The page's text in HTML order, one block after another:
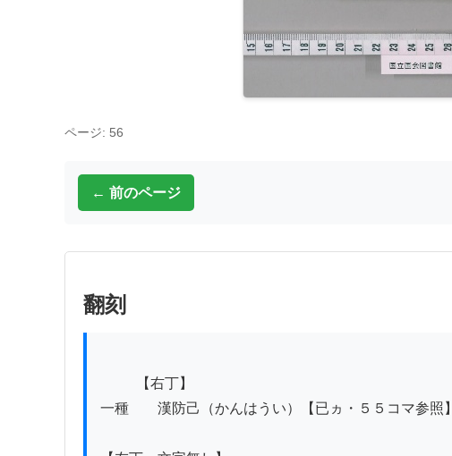
ページ: 56
← 前のページ
翻刻
一種　　漢防己（かんはうい）【已ヵ・５５コマ参照】